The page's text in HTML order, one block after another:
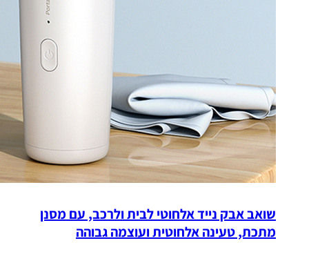
שואב אבק נייד אלחוטי לבית ולרכב, עם מסנן
מתכת, טעינה אלחוטית ועוצמה גבוהה